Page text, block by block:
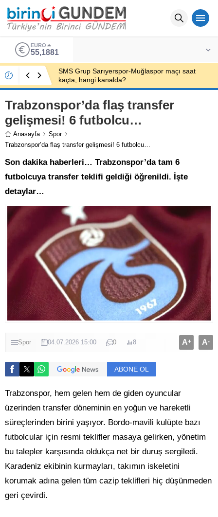
EURO
55,1881
SMS Grup Sarıyerspor-Muğlaspor maçı saat
kaçta, hangi kanalda?
Trabzonspor’da flaş transfer
gelişmesi! 6 futbolcu…
Anasayfa
Spor
Trabzonspor’da flaş transfer gelişmesi! 6 futbolcu…
Son dakika haberleri… Trabzonspor’da tam 6
futbolcuya transfer teklifi geldiği öğrenildi. İşte
detaylar…
Spor 04.07.2026 15:00 0 8 A+ A-
ABONE OL
Trabzonspor, hem gelen hem de giden oyuncular
üzerinden transfer döneminin en yoğun ve hareketli
süreçlerinden birini yaşıyor. Bordo-mavili kulüpte bazı
futbolcular için resmi teklifler masaya gelirken, yönetim
bu talepler karşısında oldukça net bir duruş sergiledi.
Karadeniz ekibinin kurmayları, takımın iskeletini
korumak adına gelen tüm cazip teklifleri hiç düşünmeden
geri çevirdi.